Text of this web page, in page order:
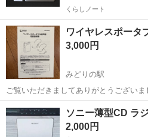
くらしノート
ワイヤレスポータ
3,000円
みどりの駅
ご覧いただきましてありがとうござい
入しておりましたが、使用しないため出品いたし
本体 ワイヤレスイヤホン 有線イヤホン
ル 箱はついておりませ...
茨城 つくば市 みどりの駅
ソニー薄型CD ラ
2,000円